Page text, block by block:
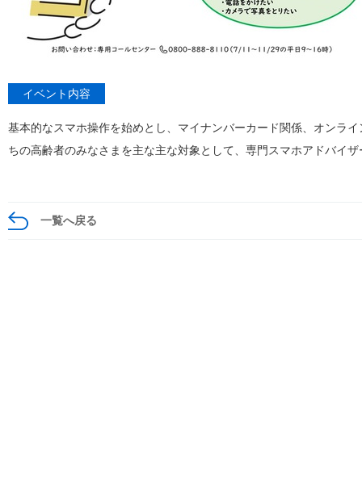
イベント内容
基本的なスマホ操作を始めとし、マイナンバーカード関係、オンラ
ちの高齢者のみなさまを主な主な対象として、専門スマホアドバイ
一覧へ戻る